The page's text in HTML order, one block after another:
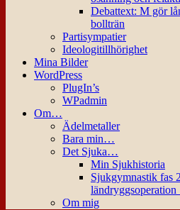
Debattext: M gör
bollträn
Partisympatier
Ideologitillhörighet
Mina Bilder
WordPress
PlugIn’s
WPadmin
Om…
Ädelmetaller
Bara min…
Det Sjuka…
Min Sjukhistoria
Sjukgymnastik fas
ländryggsoperation
Om mig